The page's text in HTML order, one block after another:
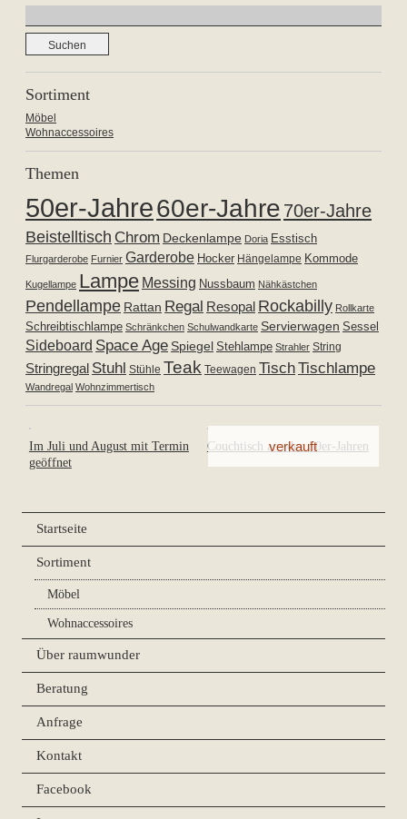
nach:
Sortiment
Möbel
Wohnaccessoires
Themen
50er-Jahre60er-Jahre 70er-Jahre
Beistelltisch Chrom Deckenlampe Doria Esstisch
Flurgarderobe Furnier Garderobe Hocker Hängelampe Kommode
Kugellampe Lampe Messing Nussbaum Nähkästchen
Pendellampe Rattan Regal Resopal Rockabilly Rollkarte
Schreibtischlampe Schränkchen Schulwandkarte Servierwagen Sessel
Sideboard Space Age Spiegel Stehlampe Strahler String
Stringregal Stuhl Stühle Teak Teewagen TischTischlampe
Wandregal Wohnzimmertisch
Im Juli und August mit Termin
geöffnet
Couchtisch aus den 50er-Jahren
Startseite
Sortiment
Möbel
Wohnaccessoires
Über raumwunder
Beratung
Anfrage
Kontakt
Facebook